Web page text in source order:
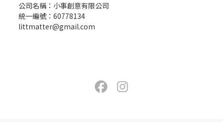
公司名稱：小事創意有限公司
統一編號：60778134
littmatter@gmail.com